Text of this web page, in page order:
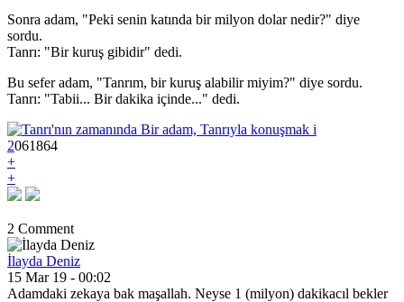
Sonra adam, "Peki senin katında bir milyon dolar nedir?" diye
sordu.
Tanrı: "Bir kuruş gibidir" dedi.
Bu sefer adam, "Tanrım, bir kuruş alabilir miyim?" diye sordu.
Tanrı: "Tabii... Bir dakika içinde..." dedi.
2061864
+
+
2 Comment
İlayda Deniz
15 Mar 19 - 00:02
Adamdaki zekaya bak maşallah. Neyse 1 (milyon) dakikacıl bekler